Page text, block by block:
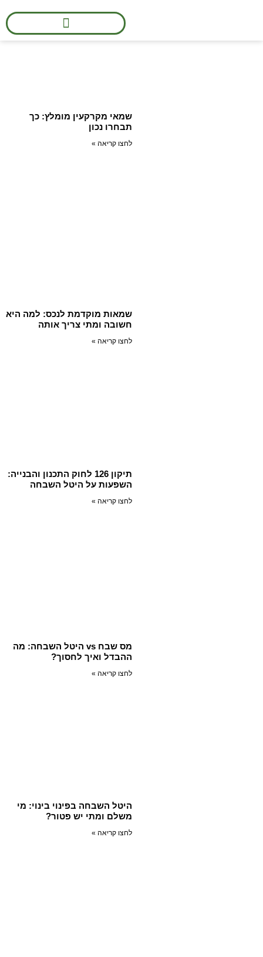
שמאי מקרקעין מומלץ: כך
תבחרו נכון
לחצו קריאה »
שמאות מוקדמת לנכס: למה היא
חשובה ומתי צריך אותה
לחצו קריאה »
תיקון 126 לחוק התכנון והבנייה:
השפעות על היטל השבחה
לחצו קריאה »
מס שבח vs היטל השבחה: מה
ההבדל ואיך לחסוך?
לחצו קריאה »
היטל השבחה בפינוי בינוי: מי
משלם ומתי יש פטור?
לחצו קריאה »